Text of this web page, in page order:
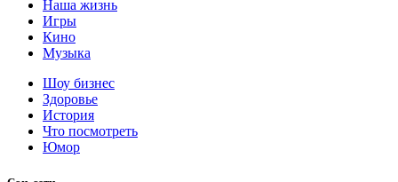
Наша жизнь
Игры
Кино
Музыка
Шоу бизнес
Здоровье
История
Что посмотреть
Юмор